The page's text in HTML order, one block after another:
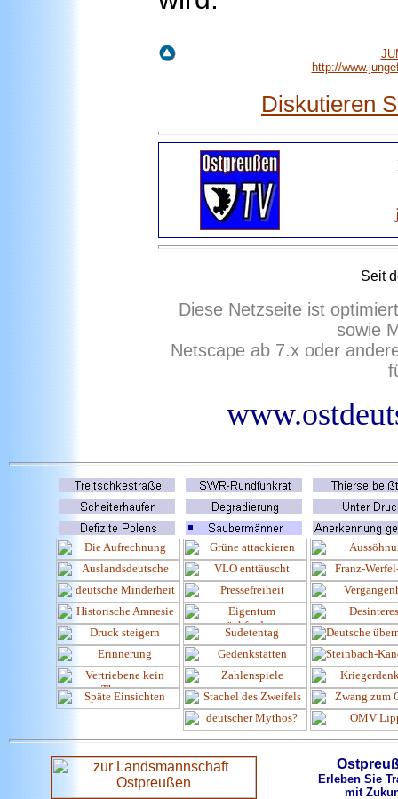
http://
Diskutieren
Seit
Diese Netzseite ist
sowie
Netscape ab 7.x oder
Erleben Sie
mit